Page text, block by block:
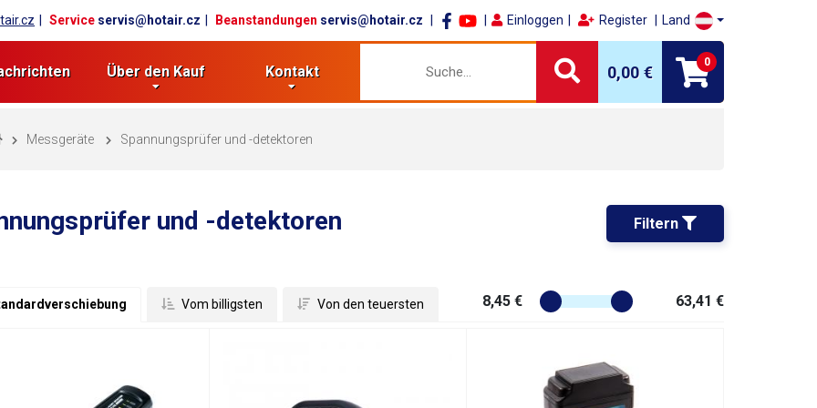
Service servis@hotair.cz Beanstandungen servis@hotair.cz Einloggen Register Land
Über den Kauf Kontakt 0,00 €
0
Messgeräte Spannungsprüfer und -detektoren
und -detektoren Filtern
Vom billigsten Von den teuersten 8,45 € 63,41 €